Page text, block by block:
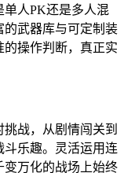
单人PK还是多人混
的武器库与可定制装
操作判断，真正实
战，从剧情闯关到
乐趣。灵活运用连
变万化的战场上始终